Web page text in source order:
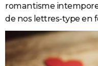
romantisme
de nos lettres-type en